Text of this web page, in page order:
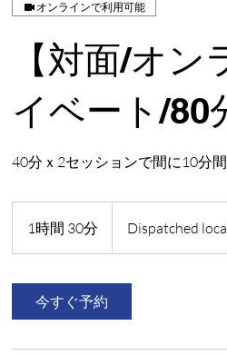
オンラインで利用可能
【対面/オ
イベート/80
40分ｘ2セッションで間に10分
1時間 30分
時
0
分
Dispatched
今すぐ予約